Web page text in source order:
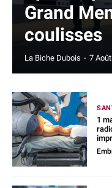
Grand
coulisses
La Biche Dubois - 7
1